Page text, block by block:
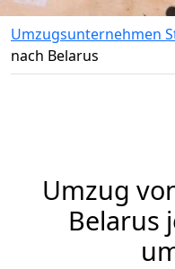
Umzugsunternehmen
nach Belarus
Umzug
Belarus